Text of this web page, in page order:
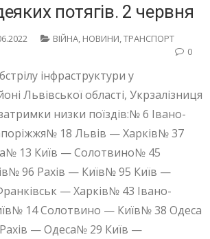
потягів. 2 червня
ВІЙНА, НОВИНИ,ТРАНСПОРТ
0
інфраструктури у
Львівської області, Укрзалізниця
низки поїздів:№ 6 Івано-
18 Львів — Харків№ 37
13 Київ — Солотвино№ 45
96 Рахів — Київ№ 95 Київ —
— Харків№ 43 Івано-
14 Солотвино — Київ№ 38 Одеса
— Одеса№ 29 Київ —